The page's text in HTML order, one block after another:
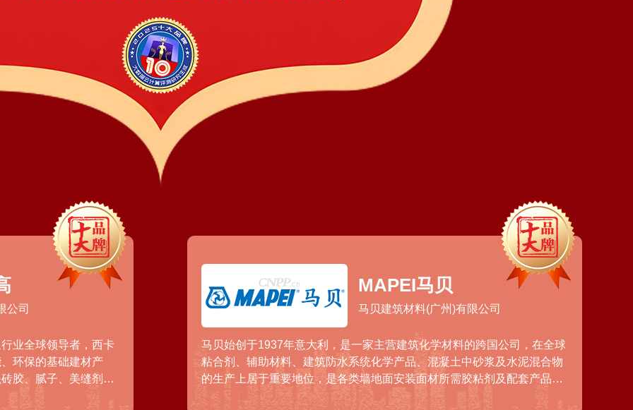
公司
业全球领导者，西卡
环保的基础建材产
胶、腻子、美缝剂、
零售业务为主，工程
MAPEI马贝
马贝建筑材料(广州)有限公司
马贝始创于1937年意大利，是一家主营建筑化学材料的跨国公司，在全球
粘合剂、辅助材料、建筑防水系统化学产品、混凝土中砂浆及水泥混合物
的生产上居于重要地位，是各类墙地面安装面材所需胶粘剂及配套产品生
产领域的佼佼者。马贝集团业务遍及五大洲，拥有二十多个产品线，每年